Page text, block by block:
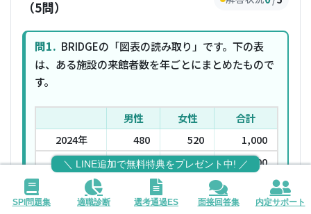
（5問）
問1. BRIDGEの「図表の読み取り」です。下の表
は、ある施設の来館者数を年ごとにまとめたもので
す。
男性 女性
合計
2024年
480 520
1,000
2025年
420 580 1,000
2025年の来館者のうち、女性の割合は何％ですか。
SPI問題集 適職診断 選考通過ES 面接回答集 内定サポート
＼ LINE追加で無料特典をプレゼント中! ／